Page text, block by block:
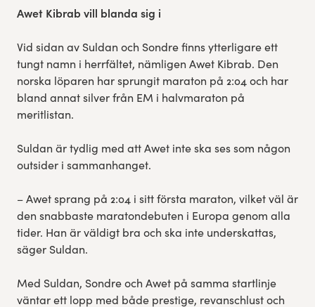
Awet Kibrab vill blanda sig i
Vid sidan av Suldan och Sondre finns ytterligare ett
tungt namn i herrfältet, nämligen Awet Kibrab. Den
norska löparen har sprungit maraton på 2:04 och har
bland annat silver från EM i halvmaraton på
meritlistan.
Suldan är tydlig med att Awet inte ska ses som någon
outsider i sammanhanget.
– Awet sprang på 2:04 i sitt första maraton, vilket väl är
den snabbaste maratondebuten i Europa genom alla
tider. Han är väldigt bra och ska inte underskattas,
säger Suldan.
Med Suldan, Sondre och Awet på samma startlinje
väntar ett lopp med både prestige, revanschlust och